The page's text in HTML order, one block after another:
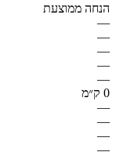
הנחה ממוצעת
—
—
—
—
—
0 ק״מ
—
—
—
—